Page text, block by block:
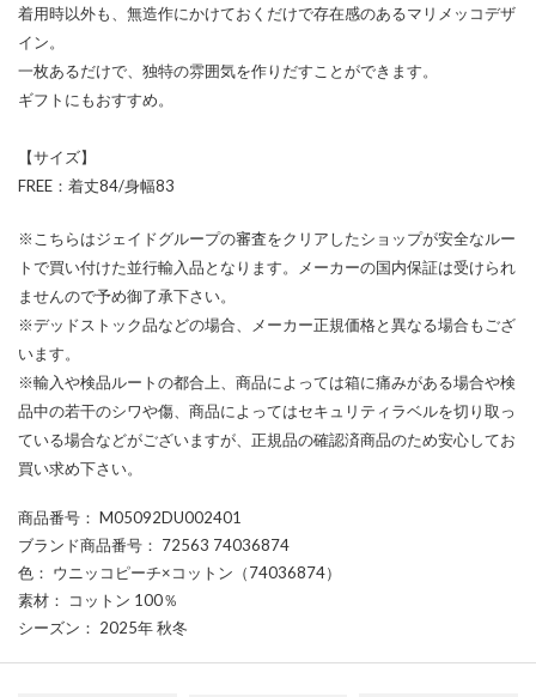
着用時以外も、無造作にかけておくだけで存在感のあるマリメッコデザ
イン。
一枚あるだけで、独特の雰囲気を作りだすことができます。
ギフトにもおすすめ。
【サイズ】
FREE：着丈84/身幅83
※こちらはジェイドグループの審査をクリアしたショップが安全なルー
トで買い付けた並行輸入品となります。メーカーの国内保証は受けられ
ませんので予め御了承下さい。
※デッドストック品などの場合、メーカー正規価格と異なる場合もござ
います。
※輸入や検品ルートの都合上、商品によっては箱に痛みがある場合や検
品中の若干のシワや傷、商品によってはセキュリティラベルを切り取っ
ている場合などがございますが、正規品の確認済商品のため安心してお
買い求め下さい。
商品番号 ： M05092DU002401
ブランド商品番号 ： 72563 74036874
色 ： ウニッコピーチ×コットン（74036874）
素材 ： コットン 100％
シーズン ： 2025年 秋冬